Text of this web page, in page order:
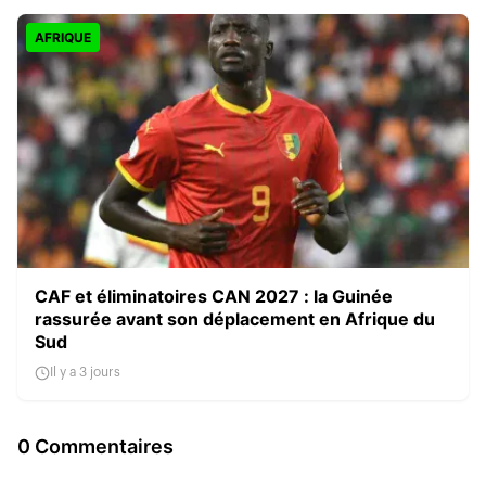
AFRIQUE
CAF et éliminatoires CAN 2027 : la Guinée
rassurée avant son déplacement en Afrique du
Sud
Il y a 3 jours
0 Commentaires